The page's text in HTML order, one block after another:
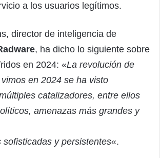
a los usuarios legítimos.
director de inteligencia de
, ha dicho lo siguiente sobre
en 2024: «La revolución de
en 2024 se ha visto
catalizadores, entre ellos
amenazas más grandes y
sofisticadas y persistentes«.